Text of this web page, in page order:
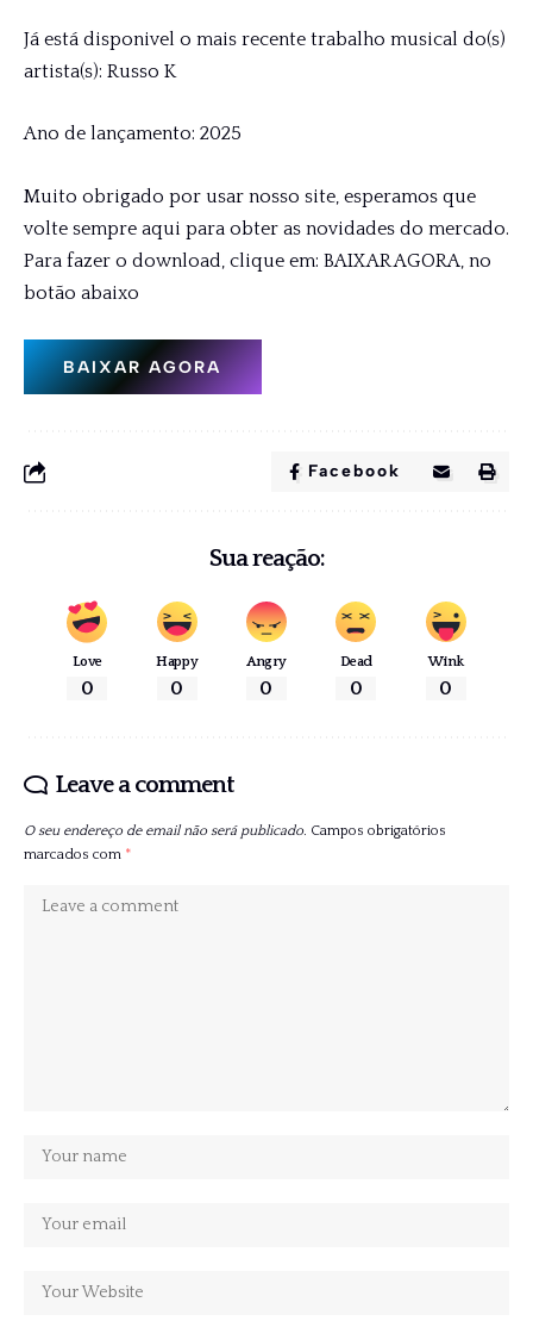
Já está disponivel o mais recente trabalho musical do(s)
artista(s): Russo K
Ano de lançamento: 2025
Muito obrigado por usar nosso site, esperamos que
volte sempre aqui para obter as novidades do mercado.
Para fazer o download, clique em: BAIXAR AGORA, no
botão abaixo
BAIXAR AGORA
Facebook
Sua reação:
Love
0
Happy
0
Angry
0
Dead
0
Wink
0
Leave a comment
O seu endereço de email não será publicado. Campos obrigatórios
marcados com *